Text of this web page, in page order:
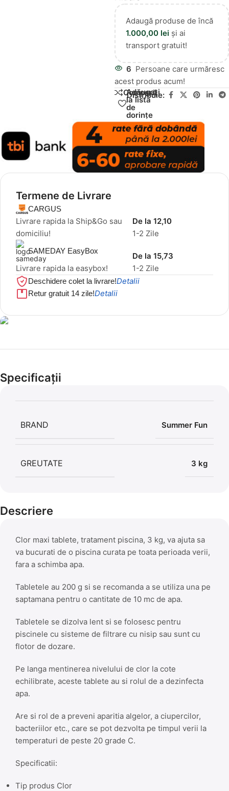
Adaugă produse de încă
1.000,00 lei și ai
transport gratuit!
6 Persoane care urmăresc
acest produs acum!
Compară
Adăugați
la lista
de
dorințe
Distribuie:
Termene de Livrare
CARGUS
Livrare rapida la Ship&Go sau
domiciliu!
1-2 Zile
De la 12,10
SAMEDAY EasyBox
Livrare rapida la easybox! 1-2 Zile
De la 15,73
Deschidere colet la livrare!Detalii
Retur gratuit 14 zile!Detalii
Cel mai mic preț!
56,86 LEI
Specificații
BRAND Summer Fun
GREUTATE 3 kg
Descriere
Clor maxi tablete, tratament piscina, 3 kg, va ajuta sa
va bucurati de o piscina curata pe toata perioada verii,
fara a schimba apa.
Tabletele au 200 g si se recomanda a se utiliza una pe
saptamana pentru o cantitate de 10 mc de apa.
Tabletele se dizolva lent si se folosesc pentru
piscinele cu sisteme de filtrare cu nisip sau sunt cu
flotor de dozare.
Pe langa mentinerea nivelului de clor la cote
echilibrate, aceste tablete au si rolul de a dezinfecta
apa.
Are si rol de a preveni aparitia algelor, a ciupercilor,
bacteriilor etc., care se pot dezvolta pe timpul verii la
temperaturi de peste 20 grade C.
Specificatii:
Tip produs Clor